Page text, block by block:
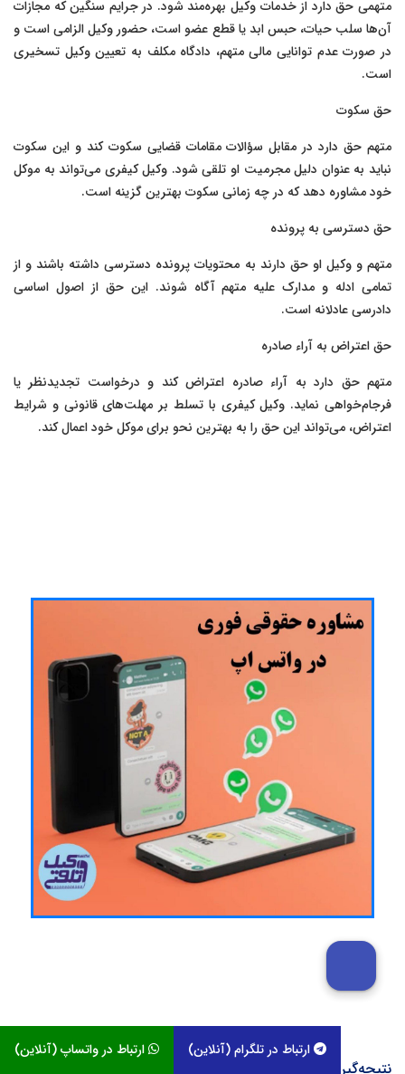
متهمی حق دارد از خدمات وکیل بهره‌مند شود. در جرایم سنگین که مجازات
آن‌ها سلب حیات، حبس ابد یا قطع عضو است، حضور وکیل الزامی است و
در صورت عدم توانایی مالی متهم، دادگاه مکلف به تعیین وکیل تسخیری
است.
حق سکوت
متهم حق دارد در مقابل سؤالات مقامات قضایی سکوت کند و این سکوت
نباید به عنوان دلیل مجرمیت او تلقی شود. وکیل کیفری می‌تواند به موکل
خود مشاوره دهد که در چه زمانی سکوت بهترین گزینه است.
حق دسترسی به پرونده
متهم و وکیل او حق دارند به محتویات پرونده دسترسی داشته باشند و از
تمامی ادله و مدارک علیه متهم آگاه شوند. این حق از اصول اساسی
دادرسی عادلانه است.
حق اعتراض به آراء صادره
متهم حق دارد به آراء صادره اعتراض کند و درخواست تجدیدنظر یا
فرجام‌خواهی نماید. وکیل کیفری با تسلط بر مهلت‌های قانونی و شرایط
اعتراض، می‌تواند این حق را به بهترین نحو برای موکل خود اعمال کند.
نتیجه‌گیری
ارتباط در واتساپ (آنلاین) ارتباط در تلگرام (آنلاین)